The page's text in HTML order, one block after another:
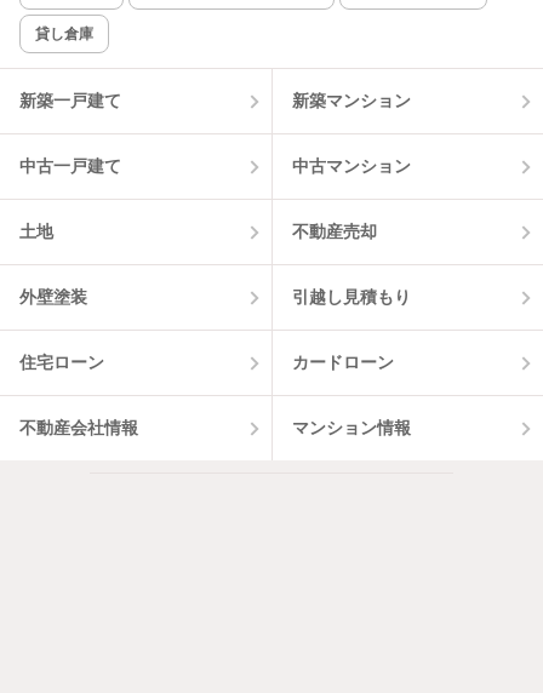
貸し倉庫
新築一戸建て 新築マンション
中古一戸建て 中古マンション
土地 不動産売却
外壁塗装 引越し見積もり
住宅ローン カードローン
不動産会社情報 マンション情報